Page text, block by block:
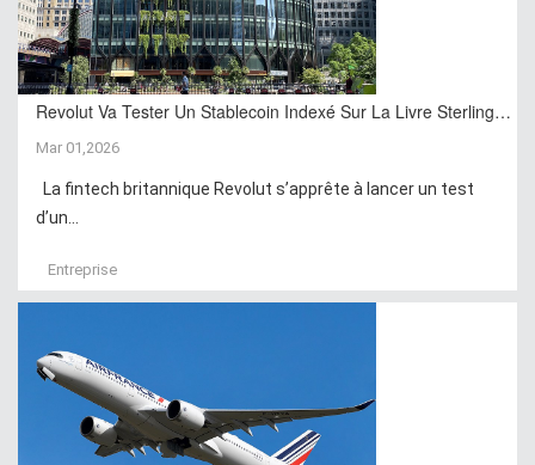
Revolut Va Tester Un Stablecoin Indexé Sur La Livre Sterling…
Mar 01,2026
La fintech britannique Revolut s’apprête à lancer un test
d’un...
Entreprise